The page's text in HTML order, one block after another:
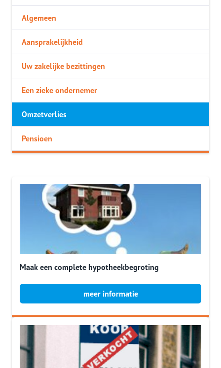
Algemeen
Aansprakelijkheid
Uw zakelijke bezittingen
Een zieke ondernemer
Omzetverlies
Pensioen
Maak een complete hypotheekbegroting
meer informatie